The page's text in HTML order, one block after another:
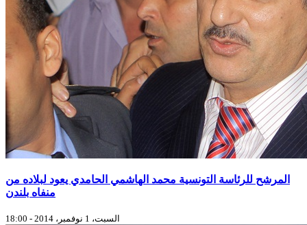
المرشح للرئاسة التونسية محمد الهاشمي الحامدي يعود لبلاده من
منفاه بلندن
السبت، 1 نوفمبر، 2014 - 18:00